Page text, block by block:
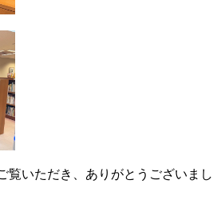
覧いただき、ありがとうございまし